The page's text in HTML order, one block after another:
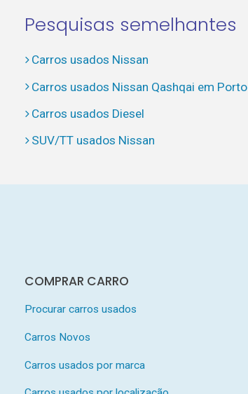
Pesquisas semelhantes
Carros usados Nissan
Carros usados Nissan Qashqai em Porto
Carros usados Diesel
SUV/TT usados Nissan
COMPRAR CARRO
Procurar carros usados
Carros Novos
Carros usados por marca